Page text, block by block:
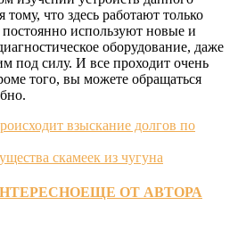
тому, что здесь работают только
используют новые и
оборудование, даже
под силу. И все проходит очень
того, вы можете обращаться
взыскание долгов по
скамеек из чугуна
ЕЩЕ ОТ АВТОРА